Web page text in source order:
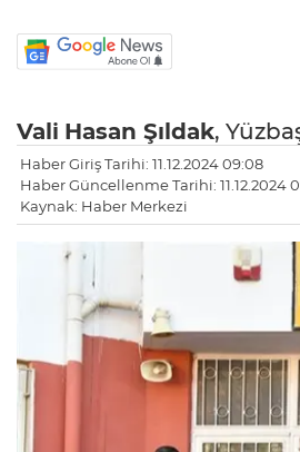
Vali Hasan Şıldak,
Haber Giriş Tarihi: 11.12.2024 09:08
Haber Güncellenme Tarihi: 11.12.2024
Kaynak: Haber Merkezi